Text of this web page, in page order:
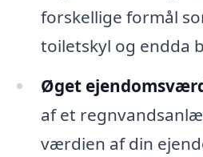
forskellige formål
toiletskyl og endda
Øget
af et
værdien af din